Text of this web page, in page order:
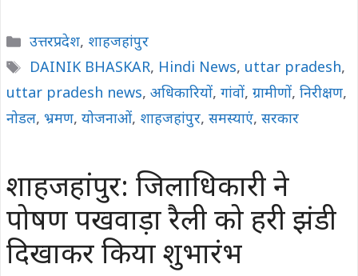
Categories
उत्तरप्रदेश, शाहजहांपुर
Tags
DAINIK BHASKAR, Hindi News, uttar pradesh,
uttar pradesh news, अधिकारियों, गांवों, ग्रामीणों, निरीक्षण,
नोडल, भ्रमण, योजनाओं, शाहजहांपुर, समस्याएं, सरकार
शाहजहांपुर: जिलाधिकारी ने
पोषण पखवाड़ा रैली को हरी झंडी
दिखाकर किया शुभारंभ